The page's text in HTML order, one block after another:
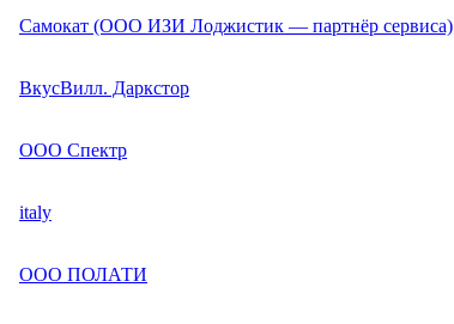
Самокат (ООО ИЗИ Лоджистик — партнёр сервиса)
ВкусВилл. Даркстор
ООО Спектр
italy
ООО ПОЛАТИ